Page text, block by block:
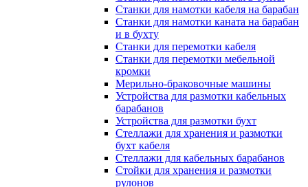
Станки для намотки кабеля на барабан
Станки для намотки каната на барабан
и в бухту
Станки для перемотки кабеля
Станки для перемотки мебельной
кромки
Мерильно-браковочные машины
Устройства для размотки кабельных
барабанов
Устройства для размотки бухт
Стеллажи для хранения и размотки
бухт кабеля
Стеллажи для кабельных барабанов
Стойки для хранения и размотки
рулонов